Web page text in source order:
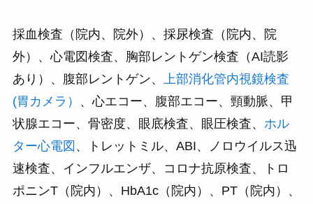
採血検査（院内、院外）、採尿検査（院内、院
外）、心電図検査、胸部レントゲン検査（AI読影
あり）、腹部レントゲン、
上部消化管内視鏡検査
(胃カメラ）
、心エコー、腹部エコー、頸動脈、甲
状腺エコー、骨密度、眼底検査、眼圧検査、 ホル
ター心電図 、トレットミル、ABI、ノロウイルス迅
速検査、インフルエンザ、コロナ抗原検査、トロ
ポニンT（院内）、HbA1c（院内）、PT（院内）、